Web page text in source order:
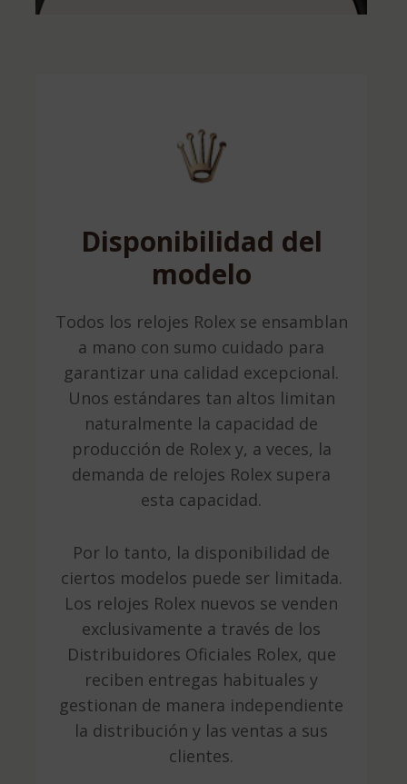
Disponibilidad del
modelo
Todos los relojes Rolex se ensamblan
a mano con sumo cuidado para
garantizar una calidad excepcional.
Unos estándares tan altos limitan
naturalmente la capacidad de
producción de Rolex y, a veces, la
demanda de relojes Rolex supera
esta capacidad.
Por lo tanto, la disponibilidad de
ciertos modelos puede ser limitada.
Los relojes Rolex nuevos se venden
exclusivamente a través de los
Distribuidores Oficiales Rolex, que
reciben entregas habituales y
gestionan de manera independiente
la distribución y las ventas a sus
clientes.